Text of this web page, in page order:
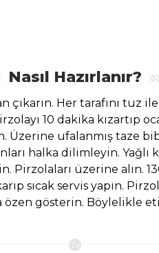
Nasıl Hazırlanır?
çıkarın. Her tarafını tuz
10 dakika kızartıp
Üzerine ufalanmış taze
halka dilimleyin. Yağlı
Pirzolaları üzerine alın.
sıcak servis yapın.
özen gösterin. Böylelikle